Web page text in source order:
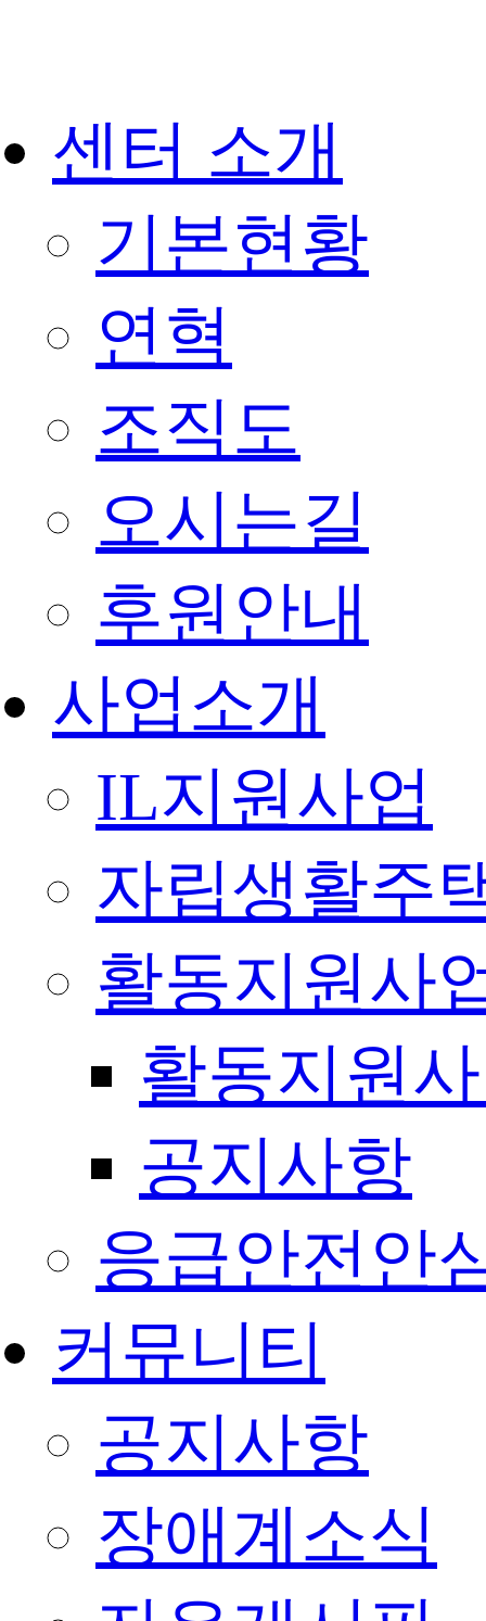
센터 소개
기본현황
연혁
조직도
오시는길
후원안내
사업소개
IL지원사업
자립생활주
활동지원사
활동지원
공지사항
응급안전안
커뮤니티
공지사항
장애계소식